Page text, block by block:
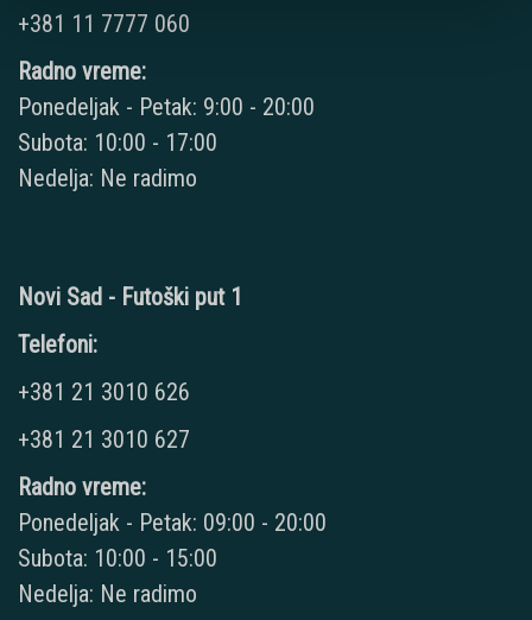
+381 11 7777 060
Radno vreme:
Ponedeljak - Petak: 9:00 - 20:00
Subota: 10:00 - 17:00
Nedelja: Ne radimo
Novi Sad - Futoški put 1
Telefoni:
+381 21 3010 626
+381 21 3010 627
Radno vreme:
Ponedeljak - Petak: 09:00 - 20:00
Subota: 10:00 - 15:00
Nedelja: Ne radimo